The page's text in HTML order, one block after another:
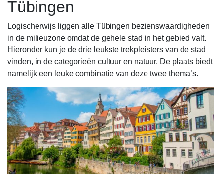
Tübingen
Logischerwijs liggen alle Tübingen bezienswaardigheden
in de milieuzone omdat de gehele stad in het gebied valt.
Hieronder kun je de drie leukste trekpleisters van de stad
vinden, in de categorieën cultuur en natuur. De plaats biedt
namelijk een leuke combinatie van deze twee thema’s.